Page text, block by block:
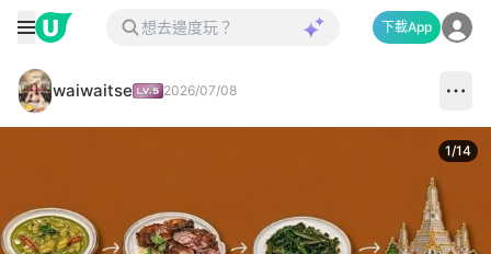
下載App
waiwaitse 2026/07/08
1/14